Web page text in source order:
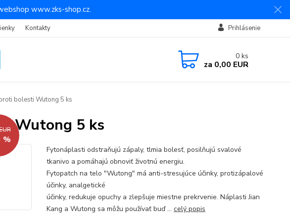
www.zks-shop.cz.
Kontakty Prihlásenie
0 ks
za 0,00 EUR
bolesti Wutong 5 ks
Wutong 5 ks
%
Fytonáplasti odstraňujú zápaly, tlmia bolesť, posilňujú svalové
tkanivo a pomáhajú obnoviť životnú energiu.
Fytopatch na telo "Wutong" má anti-stresujúce účinky, protizápalové
účinky, analgetické
účinky, redukuje opuchy a zlepšuje miestne prekrvenie. Náplasti Jian
Kang a Wutong sa môžu používať buď ... celý popis